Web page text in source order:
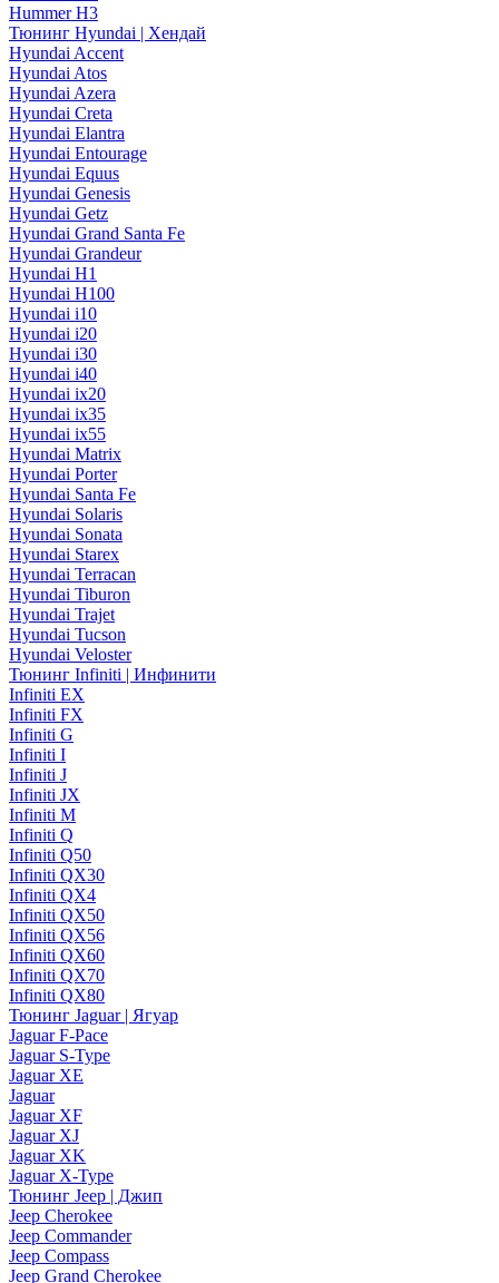
Hummer H3
Тюнинг Hyundai | Хендай
Hyundai Accent
Hyundai Atos
Hyundai Azera
Hyundai Creta
Hyundai Elantra
Hyundai Entourage
Hyundai Equus
Hyundai Genesis
Hyundai Getz
Hyundai Grand Santa Fe
Hyundai Grandeur
Hyundai H1
Hyundai H100
Hyundai i10
Hyundai i20
Hyundai i30
Hyundai i40
Hyundai ix20
Hyundai ix35
Hyundai ix55
Hyundai Matrix
Hyundai Porter
Hyundai Santa Fe
Hyundai Solaris
Hyundai Sonata
Hyundai Starex
Hyundai Terracan
Hyundai Tiburon
Hyundai Trajet
Hyundai Tucson
Hyundai Veloster
Тюнинг Infiniti | Инфинити
Infiniti EX
Infiniti FX
Infiniti G
Infiniti I
Infiniti J
Infiniti JX
Infiniti M
Infiniti Q
Infiniti Q50
Infiniti QX30
Infiniti QX4
Infiniti QX50
Infiniti QX56
Infiniti QX60
Infiniti QX70
Infiniti QX80
Тюнинг Jaguar | Ягуар
Jaguar F-Pace
Jaguar S-Type
Jaguar XE
Jaguar
Jaguar XF
Jaguar XJ
Jaguar XK
Jaguar X-Type
Тюнинг Jeep | Джип
Jeep Cherokee
Jeep Commander
Jeep Compass
Jeep Grand Cherokee